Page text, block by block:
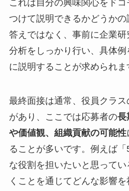
これは自分の興味関心をド
つけて説明できるかどうか
答えではなく、事前に企業
分析をしっかり行い、具体
に説明することが求められま
最終面接は通常、役員クラス
があり、ここでは応募者の長
や価値観、組織貢献の可能性
ることが多いです。例えば
な役割を担いたいと思って
くことを通じてどんな影響を